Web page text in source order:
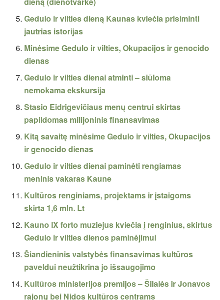
Gedulo ir vilties dieną Kaunas kviečia prisiminti
jautrias istorijas
Minėsime Gedulo ir vilties, Okupacijos ir genocido
dienas
Gedulo ir vilties dienai atminti – siūloma
nemokama ekskursija
Stasio Eidrigevičiaus menų centrui skirtas
papildomas milijoninis finansavimas
Kitą savaitę minėsime Gedulo ir vilties, Okupacijos
ir genocido dienas
Gedulo ir vilties dienai paminėti rengiamas
meninis vakaras Kaune
Kultūros renginiams, projektams ir įstaigoms
skirta 1,6 mln. Lt
Kauno IX forto muziejus kviečia į renginius, skirtus
Gedulo ir vilties dienos paminėjimui
Šiandieninis valstybės finansavimas kultūros
paveldui neužtikrina jo išsaugojimo
Kultūros ministerijos premijos – Šilalės ir Jonavos
rajonų bei Nidos kultūros centrams